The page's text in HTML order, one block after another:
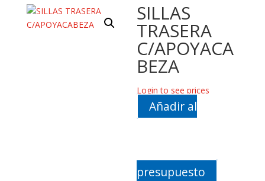
SILLAS
TRASERA
C/APOYACA
BEZA
Login to see prices
Añadir al
presupuesto